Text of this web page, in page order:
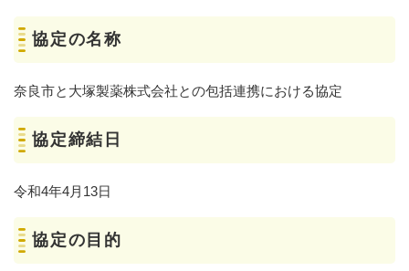
協定の名称
奈良市と大塚製薬株式会社との包括連携における協定
協定締結日
令和4年4月13日
協定の目的